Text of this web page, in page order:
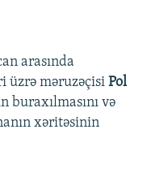
arasında
üzrə məruzəçisi Pol
və
xəritəsinin